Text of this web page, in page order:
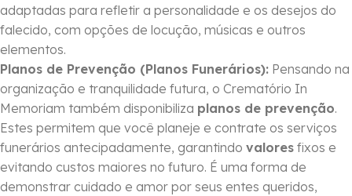
adaptadas para refletir a personalidade e os desejos do
falecido, com opções de locução, músicas e outros
elementos.
Planos de Prevenção (Planos Funerários): Pensando na
organização e tranquilidade futura, o Crematório In
Memoriam também disponibiliza planos de prevenção.
Estes permitem que você planeje e contrate os serviços
funerários antecipadamente, garantindo valores fixos e
evitando custos maiores no futuro. É uma forma de
demonstrar cuidado e amor por seus entes queridos,